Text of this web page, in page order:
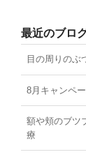
最近のブロ
目の周りのぶ
8月キャンペ
額や頬のブツ
療